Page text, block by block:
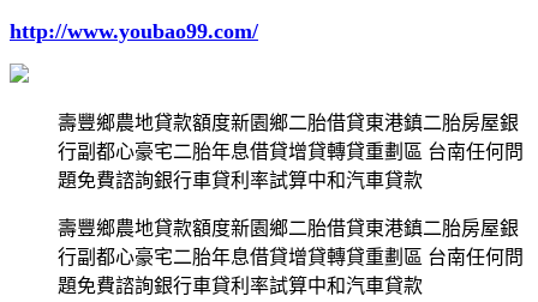
http://www.youbao99.com/
壽豐鄉農地貸款額度新園鄉二胎借貸東港鎮二胎房屋銀
行副都心豪宅二胎年息借貸增貸轉貸重劃區 台南任何問
題免費諮詢銀行車貸利率試算中和汽車貸款
壽豐鄉農地貸款額度新園鄉二胎借貸東港鎮二胎房屋銀
行副都心豪宅二胎年息借貸增貸轉貸重劃區 台南任何問
題免費諮詢銀行車貸利率試算中和汽車貸款